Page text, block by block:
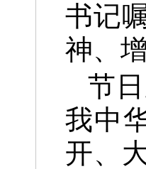
书记
神、
节
我中
开、